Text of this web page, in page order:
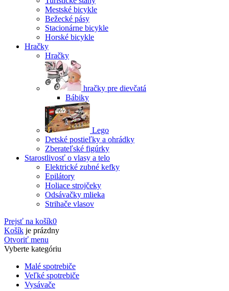
Mestské bicykle
Bežecké pásy
Stacionárne bicykle
Horské bicykle
Hračky
Hračky
hračky pre dievčatá
Bábiky
Lego
Detské postieľky a ohrádky
Zberateľské figúrky
Starostlivosť o vlasy a telo
Elektrické zubné kefky
Epilátory
Holiace strojčeky
Odsávačky mlieka
Strihače vlasov
Prejsť na košík0
Košík je prázdny
Otvoriť menu
Vyberte kategóriu
Malé spotrebiče
Veľké spotrebiče
Vysávače